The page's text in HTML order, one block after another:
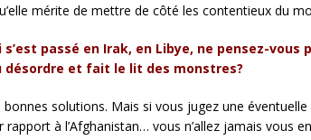
mérite de mettre de côté les contentieux du
passé en Irak, en Libye, ne pensez-
désordre et fait le lit des monstres?
bonnes solutions. Mais si vous jugez une
rapport à l’Afghanistan… vous n’allez jamais